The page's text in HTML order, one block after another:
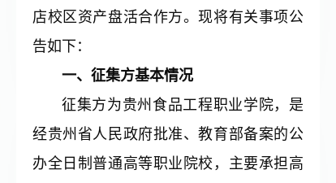
店校区资产盘活合作方。现将有关事项公
告如下：
一、征集方基本情况
征集方为贵州食品工程职业学院，是
经贵州省人民政府批准、教育部备案的公
办全日制普通高等职业院校，主要承担高